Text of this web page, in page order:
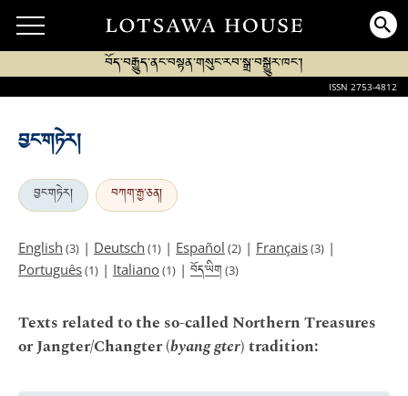
བོད་བརྒྱུད་ནང་བསྟན་གསུང་རབ་སྒྲ་བསྒྱུར་ཁང་།
ISSN 2753-4812
བྱང་གཏེར།
བྱང་གཏེར། བཀག་རྒྱ་ཅན།
English (3) | Deutsch (1) | Español (2) | Français(3) |
Português(1) | Italiano(1) | བོད་ཡིག (3)
Texts related to the so-called Northern Treasures
or Jangter/Changter (byang gter) tradition: